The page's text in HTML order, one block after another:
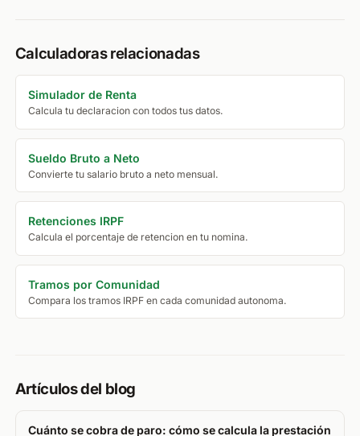
Calculadoras relacionadas
Simulador de Renta
Calcula tu declaracion con todos tus datos.
Sueldo Bruto a Neto
Convierte tu salario bruto a neto mensual.
Retenciones IRPF
Calcula el porcentaje de retencion en tu nomina.
Tramos por Comunidad
Compara los tramos IRPF en cada comunidad autonoma.
Artículos del blog
Cuánto se cobra de paro: cómo se calcula la prestación